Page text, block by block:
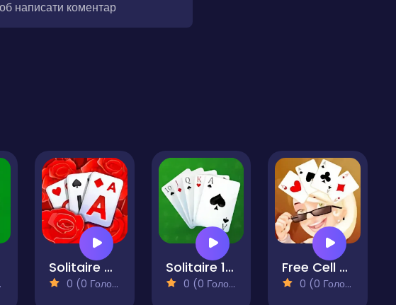
написати коментар
Solitaire TriPeaks Harvest
0 (0 Голосів)
Solitaire 15 in 1 Collection
0 (0 Голосів)
Free Cell Solitaire
0 (0 Голосів)